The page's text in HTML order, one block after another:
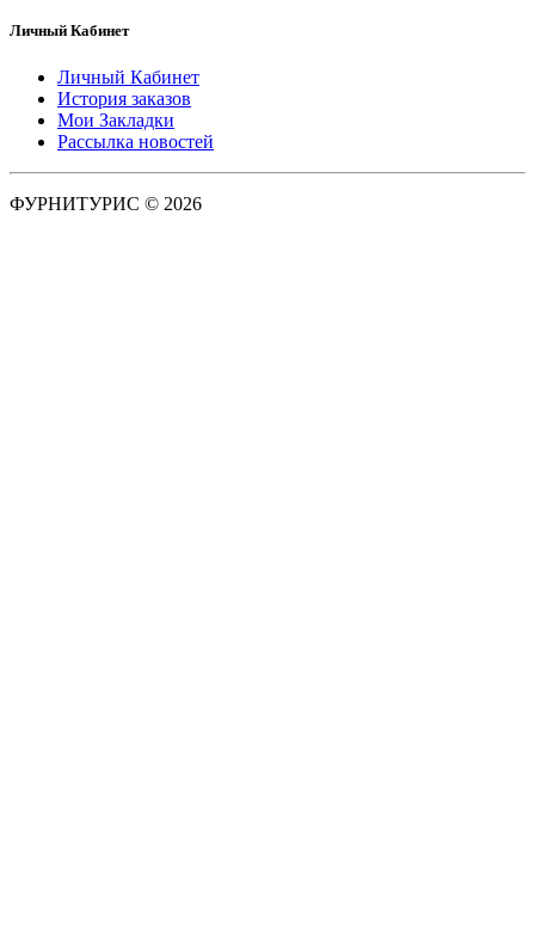
Личный Кабинет
Личный Кабинет
История заказов
Мои Закладки
Рассылка новостей
ФУРНИТУРИС © 2026